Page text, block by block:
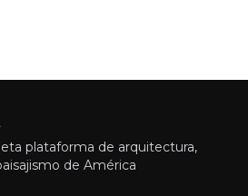
plataforma de arquitectura,
de América